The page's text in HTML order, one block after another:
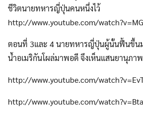
Search
ชีวิตนายทหารญี่ปุ่นคนหนึ่งไว้
http://www.youtube.com/
ตอนที่ 3และ 4 นายทหารญี่ปุ่นผู้นั้นฟื้นขึ้นม
น้ำอเมริกันโผล่มาพอดี จึงเห็นแสนยานุภาพ
http://www.youtube.com/
http://www.youtube.com/